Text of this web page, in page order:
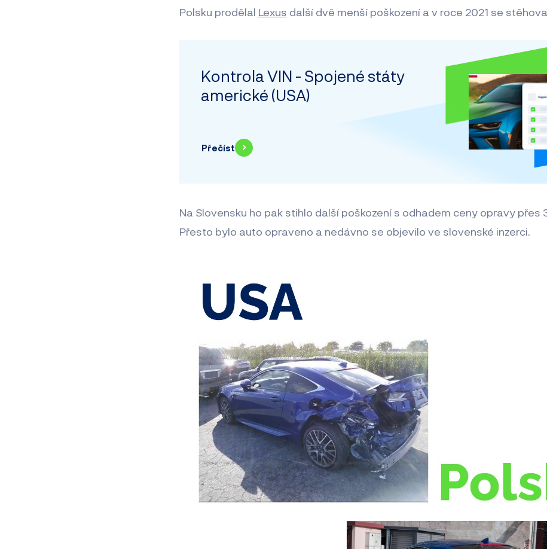
Polsku prodělal Lexus další dvě menší poškození a v roce 2021 se
Kontrola VIN - Spojené státy
americké (USA)
Přečíst
Na Slovensku ho pak stihlo další poškození s odhadem ceny opravy přes
Přesto bylo auto opraveno a nedávno se objevilo ve slovenské inzerci.